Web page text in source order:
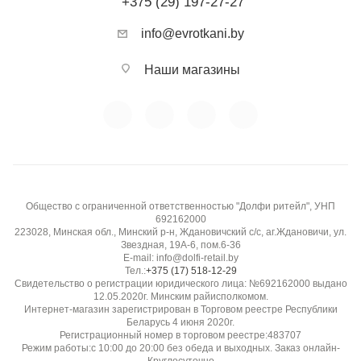
info@evrotkani.by
Наши магазины
Общество с ограниченной ответственностью "Долфи ритейл", УНП
692162000
223028, Минская обл., Минский р-н, Ждановичский с/с, аг.Ждановичи, ул.
Звездная, 19А-6, пом.6-36
E-mail: info@dolfi-retail.by
Тел.:+375 (17) 518-12-29
Свидетельство о регистрации юридического лица: №692162000 выдано
12.05.2020г. Минским райисполкомом.
Интернет-магазин зарегистрирован в Торговом реестре Республики
Беларусь 4 июня 2020г.
Регистрационный номер в торговом реестре:483707
Режим работы:с 10:00 до 20:00 без обеда и выходных. Заказ онлайн-